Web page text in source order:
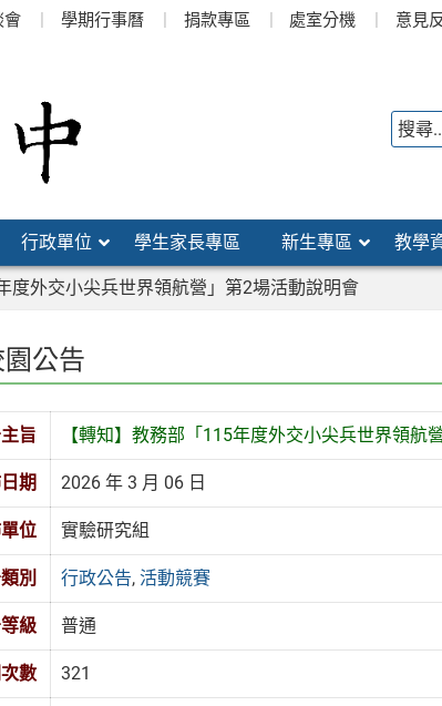
會 學期行事曆 捐款專區 處室分機 意見
行政單位 學生家長專區 新生專區 教學
度外交小尖兵世界領航營」第2場活動說明會
園公告
旨 【轉知】教務部「115年度外交小尖兵世界領航
期 2026 年 3 月 06 日
位 實驗研究組
別 行政公告,活動競賽
級 普通
數 321